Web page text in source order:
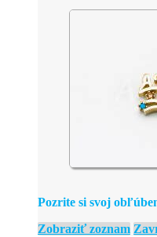
Pozrite si svoj
Zobraziť zoznam